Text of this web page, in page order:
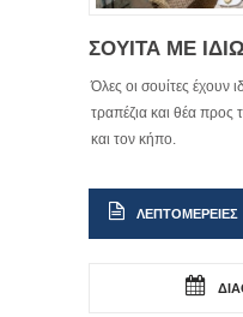
ΣΟΥΙΤΑ ΜΕ
Όλες οι σουίτες έχουν
τραπέζια και θέα προς
και τον κήπο.
ΛΕΠΤΟΜΕΡΕΙΕΣ